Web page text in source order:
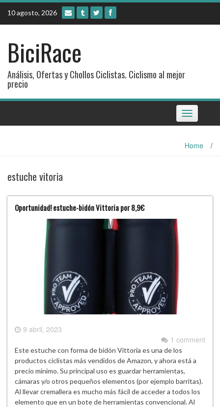
Skip
content
10 agosto, 2026
BiciRace
Análisis, Ofertas y Chollos Ciclistas. Ciclismo al mejor
precio
Toggle
navigation
Home /
estuche vitoria
Oportunidad! estuche-bidón Vittoria por 8,9€
9 abril, 2023
1 comment
Este estuche con forma de bidón Vittoria es una de los
productos ciclistas más vendidos de Amazon, y ahora está a
precio mínimo. Su principal uso es guardar herramientas,
cámaras y/o otros pequeños elementos (por ejemplo barritas).
Al llevar cremallera es mucho más fácil de acceder a todos los
elemento que en un bote de herramientas convencional. Al